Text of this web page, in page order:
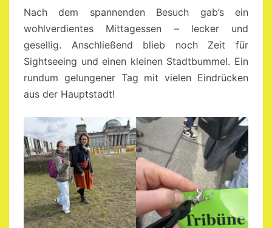
Nach dem spannenden Besuch gab’s ein
wohlverdientes Mittagessen – lecker und
gesellig. Anschließend blieb noch Zeit für
Sightseeing und einen kleinen Stadtbummel. Ein
rundum gelungener Tag mit vielen Eindrücken
aus der Hauptstadt!